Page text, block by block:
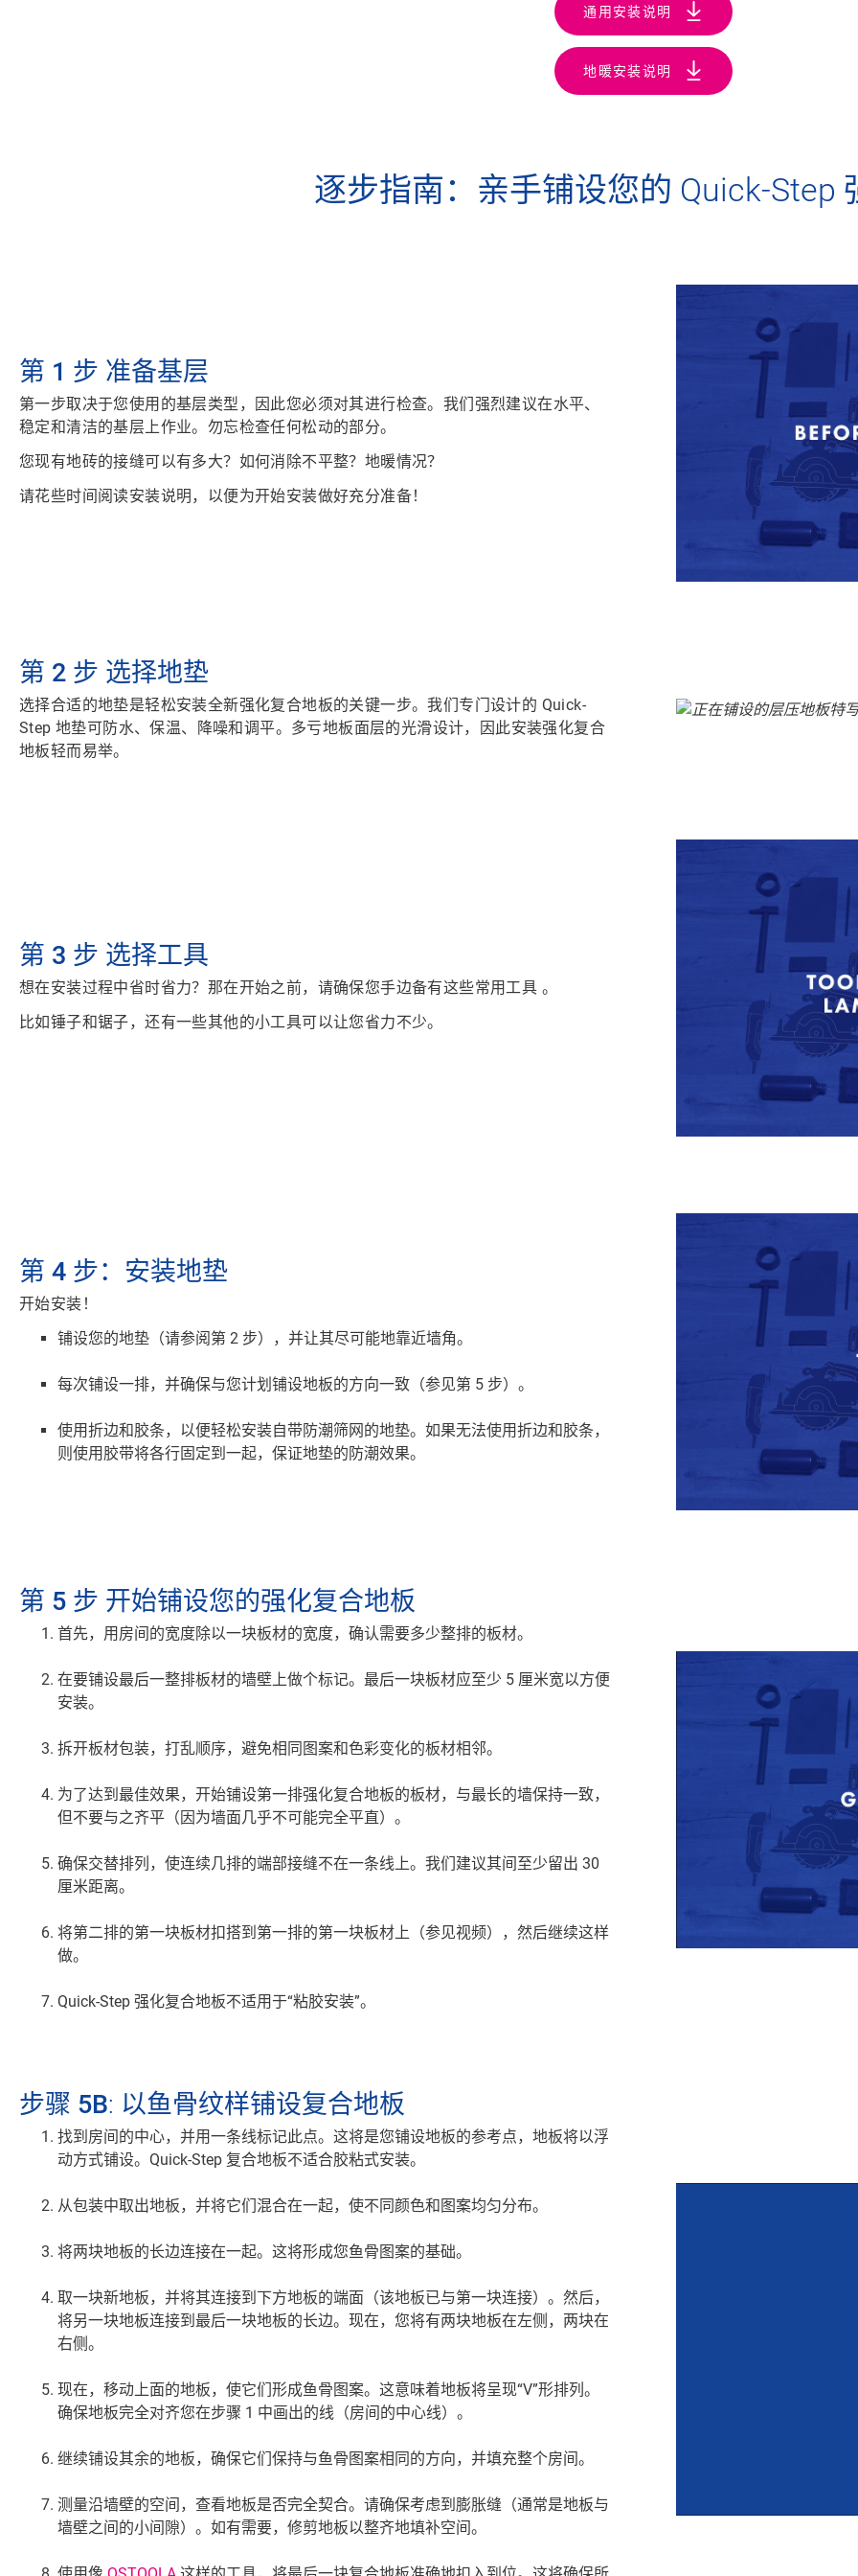
通用安装说明
地暖安装说明
逐步指南：亲手铺设您的 Quick-Step
第 1 步 准备基层
第一步取决于您使用的基层类型，因此您必须对其进行检查。我们强烈建议在水平、
稳定和清洁的基层上作业。 勿忘检查任何松动的部分。
您现有地砖的接缝可以有多大？如何消除不平整？地暖情况？
请花些时间阅读安装说明 ，以便为开始安装做好充分准备！
第 2 步 选择地垫
选择合适的地垫是轻松安装全新强化复合地板的关键一步。我们专门设计的 Quick-
Step 地垫可防水、保温、降噪和调平。多亏地板面层的光滑设计，因此安装强化复合
地板轻而易举。
第 3 步 选择工具
想在安装过程中省时省力？那在开始之前，请确保您手边备有这些常用工具 。
比如锤子和锯子，还有一些其他的小工具可以让您省力不少。
第 4 步：安装地垫
开始安装！
铺设您的地垫 （请参阅第 2 步），并让其尽可能地靠近墙角。
每次铺设一排，并确保与您计划铺设地板的方向一致（参见第 5 步）。
使用折边和胶条，以便轻松安装自带防潮筛网的地垫。如果无法使用折边和胶条，
则使用胶带将各行固定到一起，保证地垫的防潮效果。
第 5 步 开始铺设您的强化复合地板
首先，用房间的宽度除以一块板材的宽度， 确认需要多少整排的板材。
在要铺设最后一整排板材的墙壁上做个标记。最后一块板材应至少 5 厘米宽以方便
安装。
拆开板材包装，打乱顺序，避免相同图案和色彩变化的板材相邻。
为了达到最佳效果，开始铺设第一排强化复合地板​的板材，与最长的墙保持一致，
但不要与之齐平（因为墙面几乎不可能完全平直）。
确保交替排列 ，使连续几排的端部接缝不在一条线上。我们建议其间至少留出 30
厘米距离。
将第二排的第一块板材扣搭到第一排的第一块板材上（参见视频），然后继续这样
做。
Quick-Step 强化复合地板不适用于“粘胶安装”。
步骤 5B: 以鱼骨纹样铺设复合地板
找到房间的中心，并用一条线标记此点。这将是您铺设地板的参考点，地板将以浮
动方式铺设。Quick-Step 复合地板不适合胶粘式安装。
从包装中取出地板，并将它们混合在一起，使不同颜色和图案均匀分布。
将两块地板的长边连接在一起。这将形成您鱼骨图案的基础。
取一块新地板，并将其连接到下方地板的端面（该地板已与第一块连接）。然后，
将另一块地板连接到最后一块地板的长边。现在，您将有两块地板在左侧，两块在
右侧。
现在，移动上面的地板，使它们形成鱼骨图案。这意味着地板将呈现“V”形排列。
确保地板完全对齐您在步骤 1 中画出的线（房间的中心线）。
继续铺设其余的地板，确保它们保持与鱼骨图案相同的方向，并填充整个房间。
测量沿墙壁的空间，查看地板是否完全契合。请确保考虑到膨胀缝（通常是地板与
墙壁之间的小间隙）。如有需要，修剪地板以整齐地填补空间。